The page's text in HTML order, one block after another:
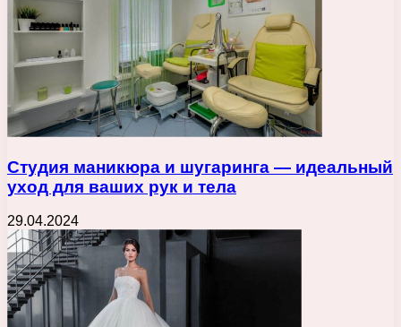
Студия маникюра и шугаринга — идеальный
уход для ваших рук и тела
29.04.2024